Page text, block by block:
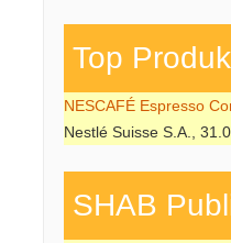
Top
NESCAFÉ Espresso
Nestlé Suisse S.A.,
SHAB